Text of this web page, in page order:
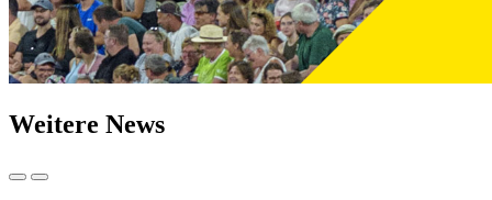
Weitere News